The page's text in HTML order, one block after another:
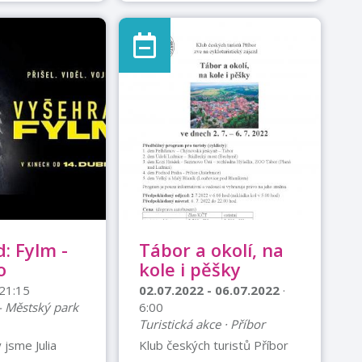
guláš, párek
klobása,
nápoje.
Srdečně
HASIČI
Fylm -
Městský park
Julia
Tábor a okolí, na
kole i pěšky
02.07.2022 - 06.07.2022 ·
6:00
Turistická akce · Příbor
Klub českých turistů Příbor